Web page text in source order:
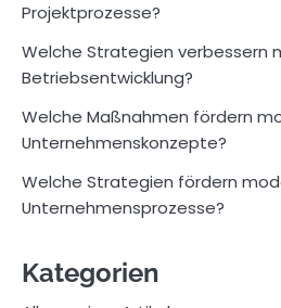
Projektprozesse?
Welche Strategien verbessern
Betriebsentwicklung?
Welche Maßnahmen fördern
Unternehmenskonzepte?
Welche Strategien fördern
Unternehmensprozesse?
Kategorien